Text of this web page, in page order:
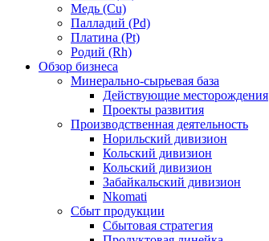
Медь (Cu)
Палладий (Pd)
Платина (Pt)
Родий (Rh)
Обзор бизнеса
Минерально-сырьевая база
Действующие месторождения
Проекты развития
Производственная деятельность
Норильский дивизион
Кольский дивизион
Кольский дивизион
Забайкальский дивизион
Nkomati
Сбыт продукции
Сбытовая стратегия